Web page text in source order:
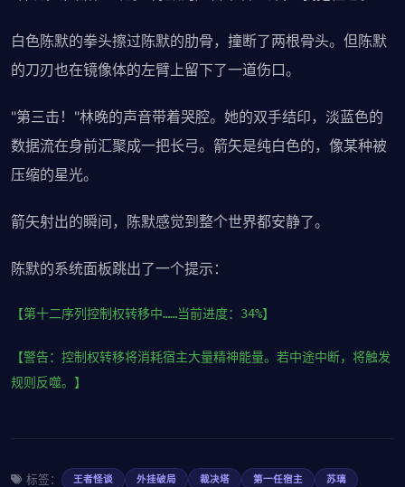
白色陈默的拳头擦过陈默的肋骨，撞断了两根骨头。但陈默
的刀刃也在镜像体的左臂上留下了一道伤口。
"第三击！"林晚的声音带着哭腔。她的双手结印，淡蓝色的
数据流在身前汇聚成一把长弓。箭矢是纯白色的，像某种被
压缩的星光。
箭矢射出的瞬间，陈默感觉到整个世界都安静了。
陈默的系统面板跳出了一个提示：
【第十二序列控制权转移中……当前进度：34%】
【警告：控制权转移将消耗宿主大量精神能量。若中途中断，将触发
规则反噬。】
标签： 王者怪谈 外挂破局 裁决塔 第一任宿主
苏璃